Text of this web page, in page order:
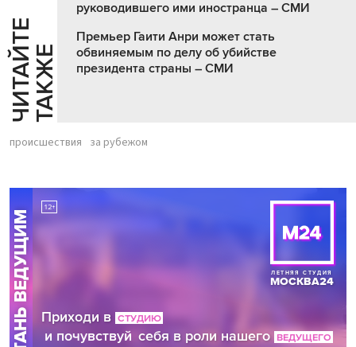
Ч
И
Т
АЙ
Т
Е
Т
А
К
ЖЕ
руководившего ими иностранца – СМИ
Премьер Гаити Анри может стать
обвиняемым по делу об убийстве
президента страны – СМИ
происшествия за рубежом